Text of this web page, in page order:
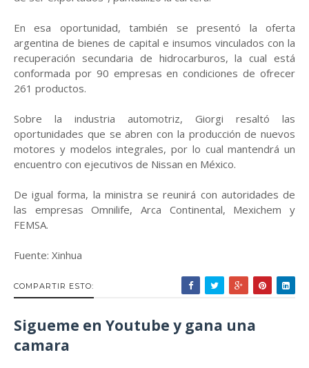
En esa oportunidad, también se presentó la oferta
argentina de bienes de capital e insumos vinculados con la
recuperación secundaria de hidrocarburos, la cual está
conformada por 90 empresas en condiciones de ofrecer
261 productos.
Sobre la industria automotriz, Giorgi resaltó las
oportunidades que se abren con la producción de nuevos
motores y modelos integrales, por lo cual mantendrá un
encuentro con ejecutivos de Nissan en México.
De igual forma, la ministra se reunirá con autoridades de
las empresas Omnilife, Arca Continental, Mexichem y
FEMSA.
Fuente: Xinhua
COMPARTIR ESTO:
Sigueme en Youtube y gana una
camara